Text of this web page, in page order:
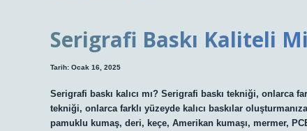
Serigrafi Baskı Kaliteli Mi
Tarih: Ocak 16, 2025
Serigrafi baskı kalıcı mı? Serigrafi baskı tekniği, onlarca
tekniği, onlarca farklı yüzeyde kalıcı baskılar
pamuklu kumaş, deri, keçe, Amerikan kumaşı, mermer,